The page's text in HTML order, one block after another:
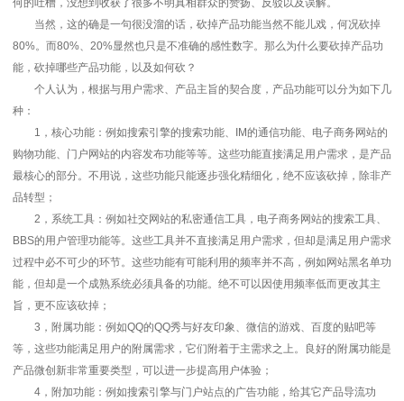
何的吐槽，没想到收获了很多不明真相群众的赞扬、反驳以及误解。
当然，这的确是一句很没溜的话，砍掉产品功能当然不能儿戏，何况砍掉
80%。而80%、20%显然也只是不准确的感性数字。那么为什么要砍掉产品功
能，砍掉哪些产品功能，以及如何砍？
个人认为，根据与用户需求、产品主旨的契合度，产品功能可以分为如下几
种：
1，核心功能：例如搜索引擎的搜索功能、IM的通信功能、电子商务网站的
购物功能、门户网站的内容发布功能等等。这些功能直接满足用户需求，是产品
最核心的部分。不用说，这些功能只能逐步强化精细化，绝不应该砍掉，除非产
品转型；
2，系统工具：例如社交网站的私密通信工具，电子商务网站的搜索工具、
BBS的用户管理功能等。这些工具并不直接满足用户需求，但却是满足用户需求
过程中必不可少的环节。这些功能有可能利用的频率并不高，例如网站黑名单功
能，但却是一个成熟系统必须具备的功能。绝不可以因使用频率低而更改其主
旨，更不应该砍掉；
3，附属功能：例如QQ的QQ秀与好友印象、微信的游戏、百度的贴吧等
等，这些功能满足用户的附属需求，它们附着于主需求之上。良好的附属功能是
产品微创新非常重要类型，可以进一步提高用户体验；
4，附加功能：例如搜索引擎与门户站点的广告功能，给其它产品导流功